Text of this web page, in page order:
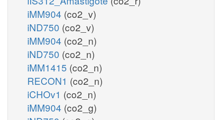
iMM904 (co2_v)
iND750 (co2_v)
iMM904 (co2_n)
iND750 (co2_n)
iMM1415 (co2_n)
RECON1 (co2_n)
iCHOv1 (co2_n)
iMM904 (co2_g)